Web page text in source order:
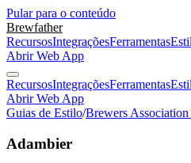
Pular para o conteúdo
Brewfather
RecursosIntegraçõesFerramentas
Abrir Web App
RecursosIntegraçõesFerramentas
Abrir Web App
Guias de Estilo/Brewers
Adambier